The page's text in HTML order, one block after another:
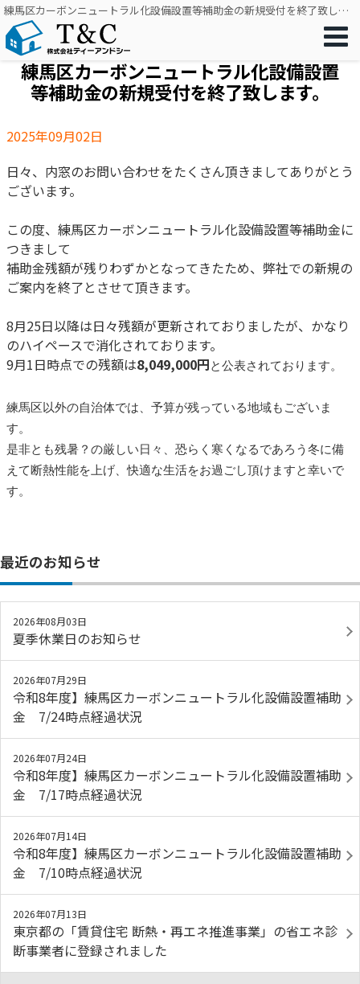
練馬区カーボンニュートラル化設備設置等補助金の新規受付を終了致します。｜リフォーム・リノベーション・窓工事をワンストップで｜株式会社ティーアンドシー
練馬区カーボンニュートラル化設備設置
等補助金の新規受付を終了致します。
2025年09月02日
日々、内窓のお問い合わせをたくさん頂きましてありがとう
ございます。
この度、練馬区カーボンニュートラル化設備設置等補助金に
つきまして
補助金残額が残りわずかとなってきたため、弊社での新規の
ご案内を終了とさせて頂きます。
8月25日以降は日々残額が更新されておりましたが、かなり
のハイペースで消化されております。
9月1日時点での残額は8,049,000円と公表されております。
練馬区以外の自治体では、予算が残っている地域もございま
す。
是非とも残暑？の厳しい日々、恐らく寒くなるであろう冬に備
えて断熱性能を上げ、快適な生活をお過ごし頂けますと幸いで
す。
最近のお知らせ
2026年08月03日
夏季休業日のお知らせ
2026年07月29日
令和8年度】練馬区カーボンニュートラル化設備設置補助
金 7/24時点経過状況
2026年07月24日
令和8年度】練馬区カーボンニュートラル化設備設置補助
金 7/17時点経過状況
2026年07月14日
令和8年度】練馬区カーボンニュートラル化設備設置補助
金 7/10時点経過状況
2026年07月13日
東京都の「賃貸住宅 断熱・再エネ推進事業」の省エネ診
断事業者に登録されました